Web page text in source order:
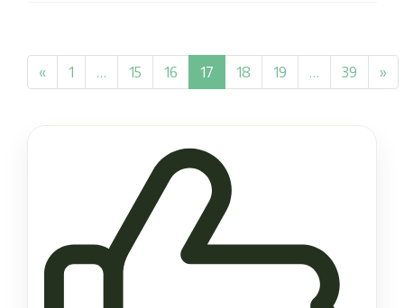
« 1 … 15 16 17 18 19 … 39 »